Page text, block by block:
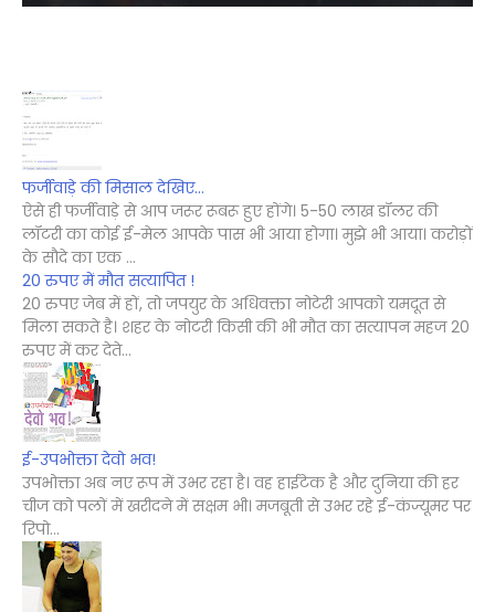
फर्जीवाड़े की मिसाल देखिए...
ऐसे ही फर्जीवाड़े से आप जरूर रूबरू हुए होंगे। 5-50 लाख डॉलर की
लॉटरी का कोई ई-मेल आपके पास भी आया होगा। मुझे भी आया। करोड़ों
के सौदे का एक ...
20 रुपए में मौत सत्यापित !
20 रुपए जेब में हों, तो जपयुर के अधिवक्ता नोटेरी आपको यमदूत से
मिला सकते है। शहर के नोटरी किसी की भी मौत का सत्यापन महज 20
रुपए में कर देते...
ई-उपभोक्ता देवो भव!
उपभोक्ता अब नए रूप में उभर रहा है। वह हाईटेक है और दुनिया की हर
चीज को पलों में खरीदने में सक्षम भी। मजबूती से उभर रहे ई-कंज्यूमर पर
रिपो...